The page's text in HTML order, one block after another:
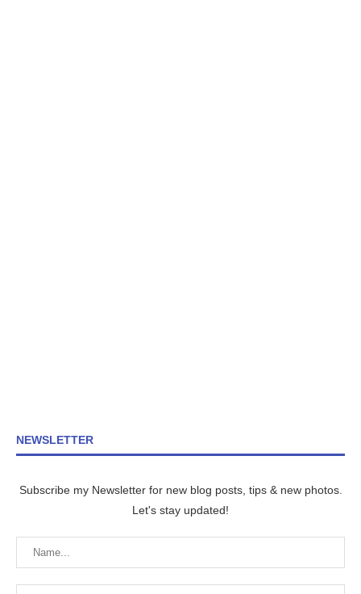
NEWSLETTER
Subscribe my Newsletter for new blog posts, tips & new photos.
Let's stay updated!